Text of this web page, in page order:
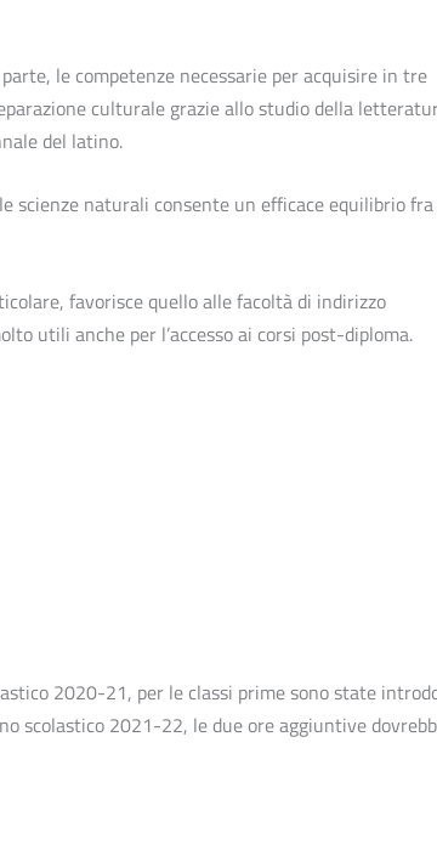
le competenze necessarie per acquisire in tre
culturale grazie allo studio della
del latino.
scienze naturali consente un efficace equilibrio fra
favorisce quello alle facoltà di indirizzo
utili anche per l’accesso ai corsi post-diploma.
2020-21, per le classi prime sono state
scolastico 2021-22, le due ore aggiuntive